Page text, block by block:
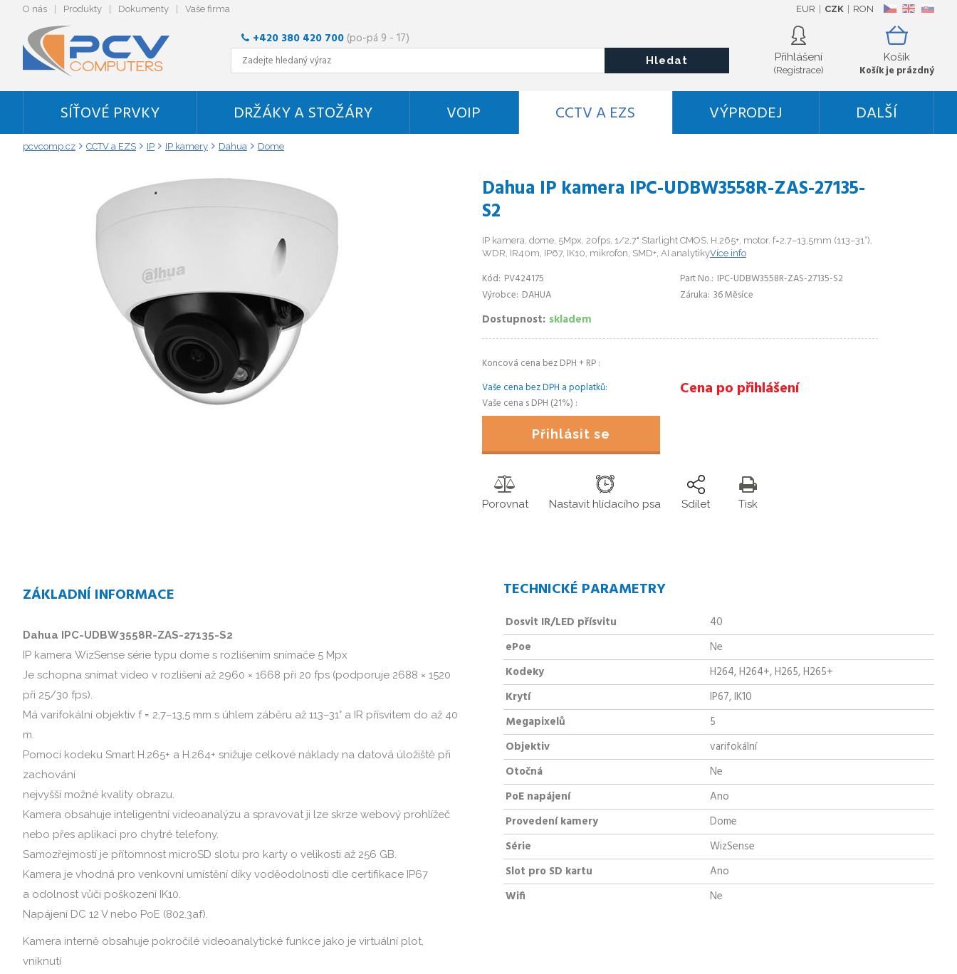
O nás Produkty Dokumenty Vaše firma CZ EN SK
EUR CZK RON
Košík
Košík je prázdný
Přihlášení
(Registrace)
+420 380 420 700 (po-pá 9 - 17)
Hledat
SÍŤOVÉ PRVKY DRŽÁKY A STOŽÁRY VOIP CCTV A EZS VÝPRODEJ DALŠÍ
pcvcomp.cz CCTV a EZS IP IP kamery Dahua Dome
Dahua IP kamera IPC-UDBW3558R-ZAS-27135-
S2
IP kamera, dome, 5Mpx, 20fps, 1/2,7" Starlight CMOS, H.265+, motor. f=2,7–13,5mm (113–31°),
WDR, IR40m, IP67, IK10, mikrofon, SMD+, AI analytikyVíce info
Kód PV424175 Part No. IPC-UDBW3558R-ZAS-27135-S2
Výrobce DAHUA Záruka 36 Měsíce
Dostupnost skladem
Koncová cena bez DPH + RP
Vaše cena bez DPH a poplatků
Cena po přihlášení
Vaše cena s DPH (21%)
Přihlásit se
Porovnat Nastavit hlídacího psa Sdílet Tisk
ZÁKLADNÍ INFORMACE
Dahua IPC-UDBW3558R-ZAS-27135-S2
IP kamera WizSense série typu dome s rozlišením snímače 5 Mpx
Je schopna snímat video v rozlišení až 2960 × 1668 při 20 fps (podporuje 2688 × 1520
při 25/30 fps).
Má varifokální objektiv f = 2,7–13,5 mm s úhlem záběru až 113–31° a IR přísvitem do až 40
m.
Pomocí kodeku Smart H.265+ a H.264+ snižuje celkové náklady na datová úložiště při
zachování
nejvyšší možné kvality obrazu.
Kamera obsahuje inteligentní videoanalýzu a spravovat ji lze skrze webový prohlížeč
nebo přes aplikaci pro chytré telefony.
Samozřejmostí je přítomnost microSD slotu pro karty o velikosti až 256 GB.
Kamera je vhodná pro venkovní umístění díky voděodolnosti dle certifikace IP67
a odolnost vůči poškození IK10.
Napájení DC 12 V nebo PoE (802.3af).
Kamera interně obsahuje pokročilé videoanalytické funkce jako je virtuální plot,
vniknutí
TECHNICKÉ PARAMETRY
Dosvit IR/LED přísvitu
40
ePoe
Ne
Kodeky
H264, H264+, H265, H265+
Krytí
IP67, IK10
Megapixelů
5
Objektiv
varifokální
Otočná
Ne
PoE napájení
Ano
Provedení kamery
Dome
Série
WizSense
Slot pro SD kartu
Ano
Wifi
Ne